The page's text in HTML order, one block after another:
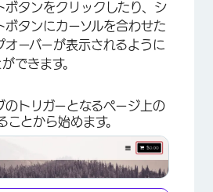
ボタンをクリックしたり、シ
ボタンにカーソルを合わせた
オーバーが表示されるように
できます。
のトリガーとなるページ上の
ことから始めます。